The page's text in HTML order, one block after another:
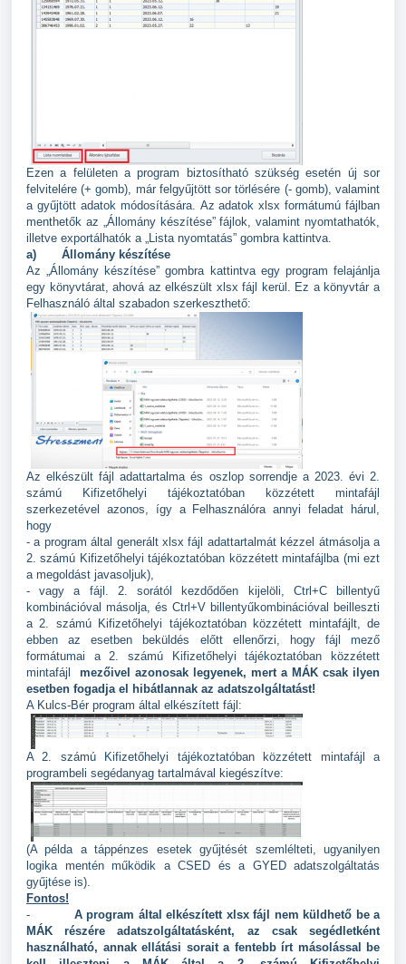
Ezen a felületen a program biztosítható szükség esetén új sor
felvitelére (+ gomb), már felgyűjtött sor törlésére (- gomb), valamint
a gyűjtött adatok módosítására. Az adatok xlsx formátumú fájlban
menthetők az „Állomány készítése” fájlok, valamint nyomtathatók,
illetve exportálhatók a „Lista nyomtatás” gombra kattintva.
a) Állomány készítése
Az „Állomány készítése” gombra kattintva egy program felajánlja
egy könyvtárat, ahová az elkészült xlsx fájl kerül.
Ez a könyvtár a
Felhasználó által szabadon szerkeszthető:
Az elkészült fájl adattartalma és oszlop sorrendje a 2023. évi 2.
számú Kifizetőhelyi tájékoztatóban közzétett mintafájl
szerkezetével azonos, így a Felhasználóra annyi feladat hárul,
hogy
- a program által generált xlsx fájl adattartalmát kézzel átmásolja a
2. számú Kifizetőhelyi tájékoztatóban közzétett mintafájlba (mi ezt
a megoldást javasoljuk),
- vagy a fájl. 2. sorától kezdődően kijelöli, Ctrl+C billentyű
kombinációval másolja, és Ctrl+V billentyűkombinációval beilleszti
a 2. számú Kifizetőhelyi tájékoztatóban közzétett mintafájlt, de
ebben az esetben beküldés előtt ellenőrzi, hogy fájl mező
formátumai a 2. számú Kifizetőhelyi tájékoztatóban közzétett
mintafájl mezőivel azonosak legyenek, mert a MÁK csak ilyen
esetben fogadja el hibátlannak az adatszolgáltatást!
A Kulcs-Bér program által elkészített fájl:
A 2. számú Kifizetőhelyi tájékoztatóban közzétett mintafájl a
programbeli segédanyag tartalmával kiegészítve:
(A példa a táppénzes esetek gyűjtését szemlélteti, ugyanilyen
logika mentén működik a CSED és a GYED adatszolgáltatás
gyűjtése is).
Fontos!
- A program által elkészített xlsx fájl nem küldhető be a
MÁK részére adatszolgáltatásként, az csak segédletként
használható, annak ellátási sorait a fentebb írt másolással be